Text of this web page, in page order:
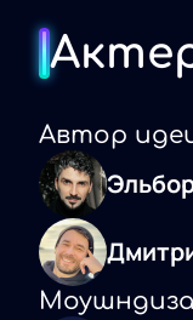
Автор